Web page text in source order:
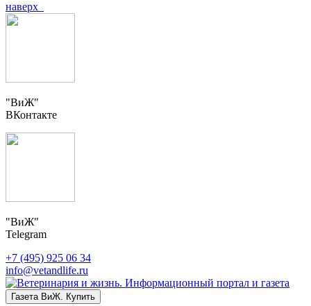
наверх
"ВиЖ"
ВКонтакте
"ВиЖ"
Telegram
+7 (495) 925 06 34
info@vetandlife.ru
Газета ВиЖ. Купить